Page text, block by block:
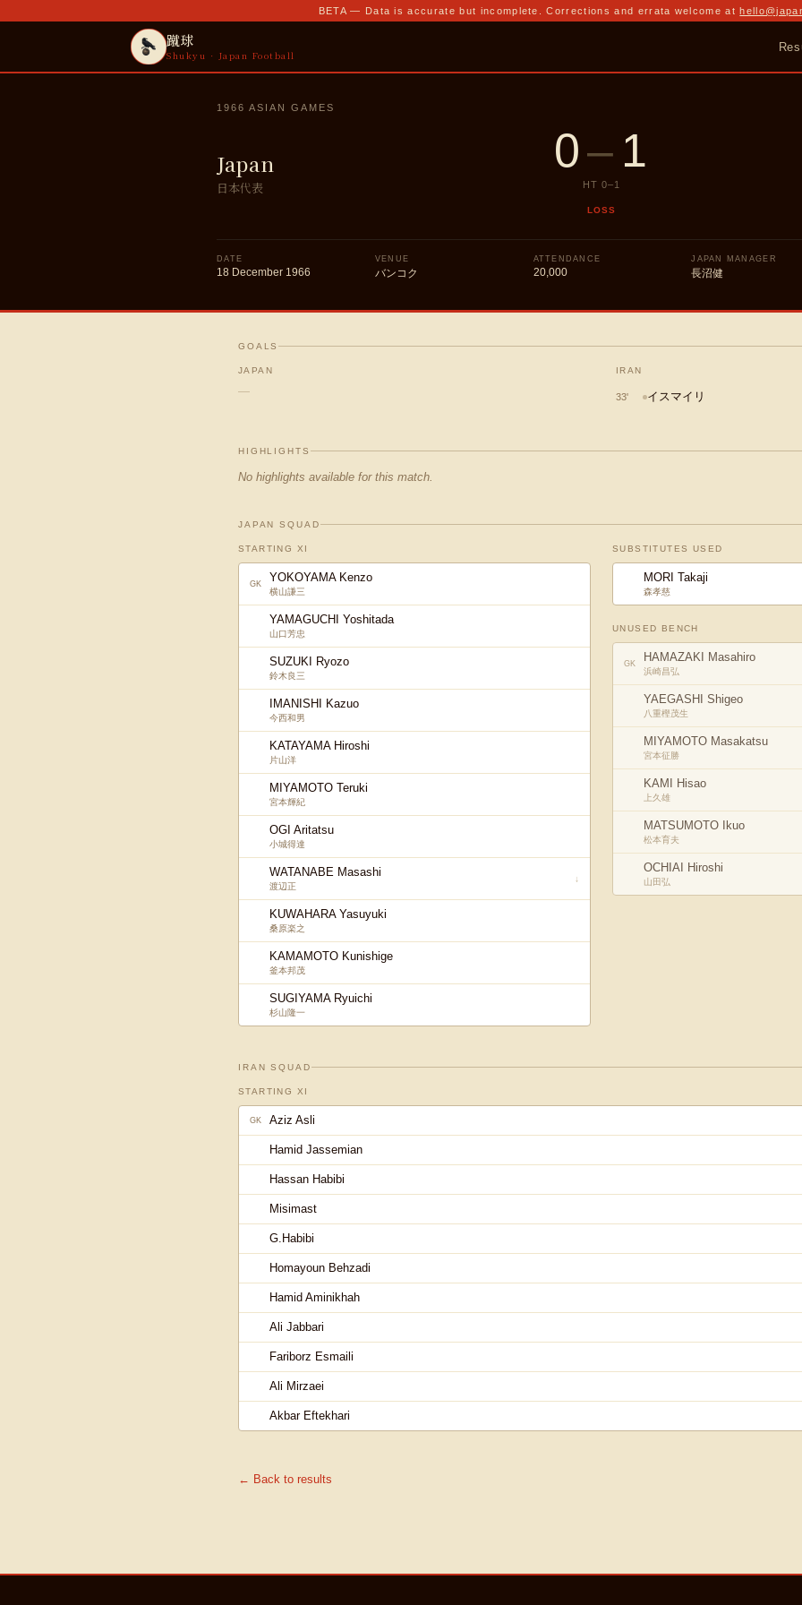
BETA — Data is accurate but incomplete. Corrections and errata welcome at
蹴球
Shukyu · Japan Football
1966 ASIAN GAMES
Japan
日本代表
0– 1
HT 0–1
LOSS
DATE
18 December 1966
VENUE
バンコク
ATTENDANCE
20,000
JAPAN MANAGER
長沼健
GOALS
JAPAN
—
IRAN
33' イスマイリ
HIGHLIGHTS
No highlights available for this match.
JAPAN SQUAD
STARTING XI
GK YOKOYAMA Kenzo
横山謙三
YAMAGUCHI Yoshitada
山口芳忠
SUZUKI Ryozo
鈴木良三
IMANISHI Kazuo
今西和男
KATAYAMA Hiroshi
片山洋
MIYAMOTO Teruki
宮本輝紀
OGI Aritatsu
小城得達
WATANABE Masashi
渡辺正
↓
KUWAHARA Yasuyuki
桑原楽之
KAMAMOTO Kunishige
釜本邦茂
SUGIYAMA Ryuichi
杉山隆一
SUBSTITUTES USED
MORI Takaji
森孝慈
UNUSED BENCH
GK HAMAZAKI Masahiro
浜崎昌弘
YAEGASHI Shigeo
八重樫茂生
MIYAMOTO Masakatsu
宮本征勝
KAMI Hisao
上久雄
MATSUMOTO Ikuo
松本育夫
OCHIAI Hiroshi
山田弘
IRAN SQUAD
STARTING XI
GK Aziz Asli
Hamid Jassemian
Hassan Habibi
Misimast
G.Habibi
Homayoun Behzadi
Hamid Aminikhah
Ali Jabbari
Fariborz Esmaili
Ali Mirzaei
Akbar Eftekhari
← Back to results